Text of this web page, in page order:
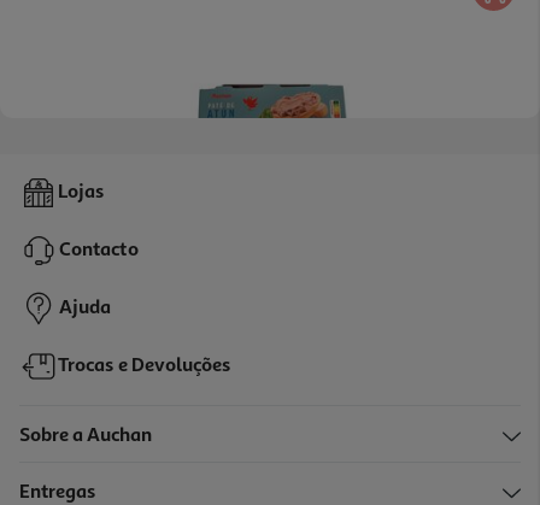
Paté De Atum Auchan 3x80g
2,39 €
Lojas
Contacto
Ajuda
Trocas e Devoluções
Sobre a Auchan
Entregas